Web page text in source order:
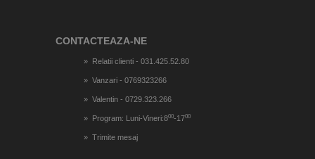
CONTACTEAZA-NE
Relatii clienti - 031.425.52.80
Vanzari - 0769323266
Valentin - 0729.323.266
Program: Luni-Vineri:800-1700
Trimite mesaj